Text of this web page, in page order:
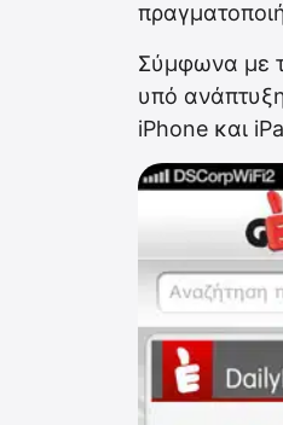
Σύμφωνα με
υπό
iPhone και